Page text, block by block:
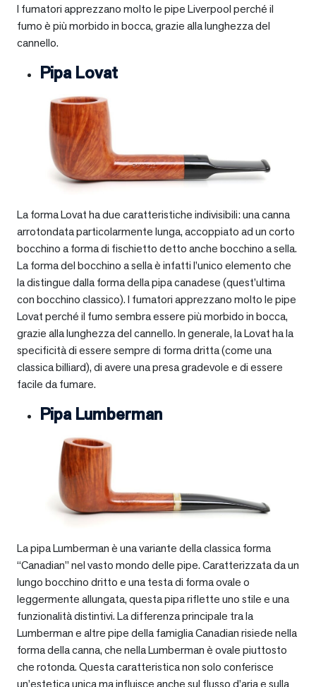
I fumatori apprezzano molto le pipe Liverpool perché il
fumo è più morbido in bocca, grazie alla lunghezza del
cannello.
Pipa Lovat
La forma Lovat ha due caratteristiche indivisibili: una canna
arrotondata particolarmente lunga, accoppiato ad un corto
bocchino a forma di fischietto detto anche bocchino a sella.
La forma del bocchino a sella è infatti l’unico elemento che
la distingue dalla forma della pipa canadese (quest’ultima
con bocchino classico). I fumatori apprezzano molto le pipe
Lovat perché il fumo sembra essere più morbido in bocca,
grazie alla lunghezza del cannello. In generale, la Lovat ha la
specificità di essere sempre di forma dritta (come una
classica billiard), di avere una presa gradevole e di essere
facile da fumare.
Pipa Lumberman
La pipa Lumberman è una variante della classica forma
“Canadian” nel vasto mondo delle pipe. Caratterizzata da un
lungo bocchino dritto e una testa di forma ovale o
leggermente allungata, questa pipa riflette uno stile e una
funzionalità distintivi. La differenza principale tra la
Lumberman e altre pipe della famiglia Canadian risiede nella
forma della canna, che nella Lumberman è ovale piuttosto
che rotonda. Questa caratteristica non solo conferisce
un’estetica unica ma influisce anche sul flusso d’aria e sulla